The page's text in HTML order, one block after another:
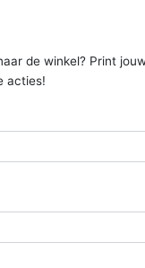
de winkel? Print
acties!